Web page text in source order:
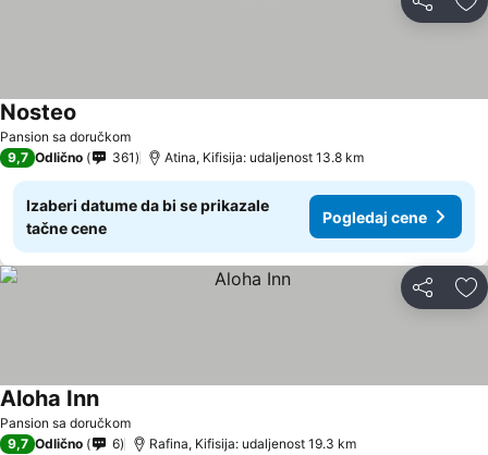
Deli
Pansion sa doručkom
Nosteo
9,7 Odlično 361 Atina, Kifisija: udaljenost 13.8 km
Izaberi datume da bi se prikazale
tačne cene
Pogledaj cene
Deli
Pansion sa doručkom
Aloha InnPogledaj cene
9,7 Odlično 6 Rafina, Kifisija: udaljenost 19.3 km